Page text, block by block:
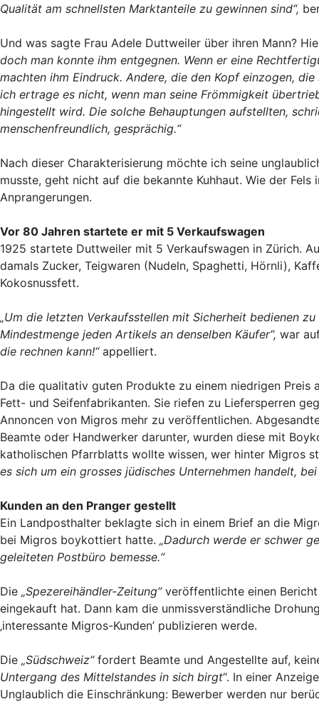
Qualität am schnellsten Marktanteile zu gewinnen sind“,
Und was sagte Frau Adele Duttweiler über ihren Mann?
doch man konnte ihm entgegnen. Wenn er eine
machten ihm Eindruck. Andere, die den Kopf einzogen,
ich ertrage es nicht, wenn man seine Frömmigkeit
hingestellt wird. Die solche Behauptungen aufstellten,
menschenfreundlich, gesprächig.“
Nach dieser Charakterisierung möchte ich seine
musste, geht nicht auf die bekannte Kuhhaut. Wie der
Anprangerungen.
Vor 80 Jahren startete er mit 5 Verkaufswagen
1925 startete Duttweiler mit 5 Verkaufswagen in Zürich.
damals Zucker, Teigwaren (Nudeln, Spaghetti, Hörnli),
Kokosnussfett.
„Um die letzten Verkaufsstellen mit Sicherheit bedienen
Mindestmenge jeden Artikels an denselben Käufer“, war
die rechnen kann!“appelliert.
Da die qualitativ guten Produkte zu einem niedrigen
Fett- und Seifenfabrikanten. Sie riefen zu Liefersperren
Annoncen von Migros mehr zu veröffentlichen.
Beamte oder Handwerker darunter, wurden diese mit
katholischen Pfarrblatts wollte wissen, wer hinter Migros
es sich um ein grosses jüdisches Unternehmen handelt,
Kunden an den Pranger gestellt
Ein Landposthalter beklagte sich in einem Brief an die
bei Migros boykottiert hatte. „Dadurch werde er schwer
geleiteten Postbüro bemesse.“
Die „Spezereihändler-Zeitung“veröffentlichte einen Bericht
eingekauft hat. Dann kam die unmissverständliche
‚interessante Migros-Kunden’ publizieren werde.
Die „Südschweiz“fordert Beamte und Angestellte auf,
Untergang des Mittelstandes in sich birgt“. In einer
Unglaublich die Einschränkung: Bewerber werden nur